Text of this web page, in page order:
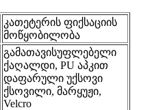
კათეტერის ფიქსაციის
მოწყობილობა
გამათავისუფლებელი
ქაღალდი, PU აპკით
დაფარული უქსოვი
ქსოვილი, მარყუჟი,
Velcro